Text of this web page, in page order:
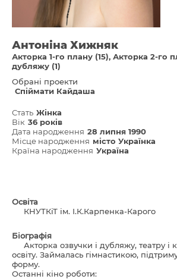
Антоніна Хижняк
Акторка 1-го плану (15) Акторка 2-го
дубляжу (1)
Обрані проекти
Спіймати Кайдаша
Стать Жінка
Вік 36 років
Дата народження 28 липня 1990
Місце народження місто Українка
Країна народження Україна
Освіта
КНУТКіТ ім. І.К.Карпенка-Карого
Біографія
Акторка озвучки і дубляжу, театру
освіту. Займалась гімнастикою,
форму.
Останні кіно роботи: